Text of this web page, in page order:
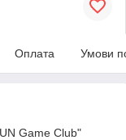
Оплата Умови
Game Club"